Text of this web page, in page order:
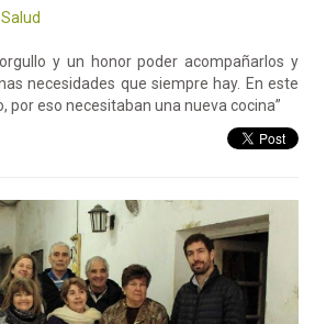
Salud
y un honor poder acompañarlos y
necesidades que siempre hay. En este
por eso necesitaban una nueva cocina”